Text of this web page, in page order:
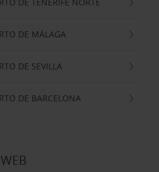
DE MÁLAGA
DE SEVILLA
DE BARCELONA